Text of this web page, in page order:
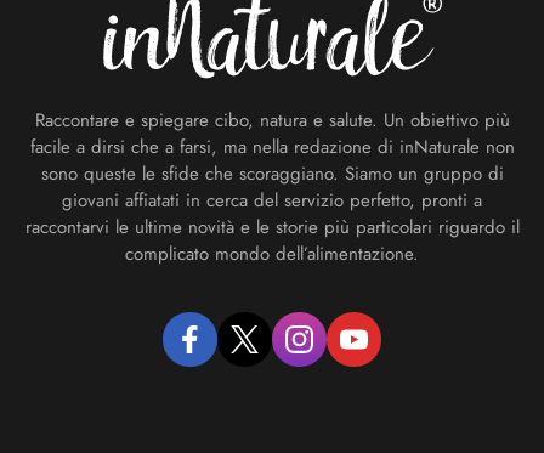
Raccontare e spiegare cibo, natura e salute. Un obiettivo più
facile a dirsi che a farsi, ma nella redazione di inNaturale non
sono queste le sfide che scoraggiano. Siamo un gruppo di
giovani affiatati in cerca del servizio perfetto, pronti a
raccontarvi le ultime novità e le storie più particolari riguardo il
complicato mondo dell’alimentazione.
facebooktwitter instagramyoutube